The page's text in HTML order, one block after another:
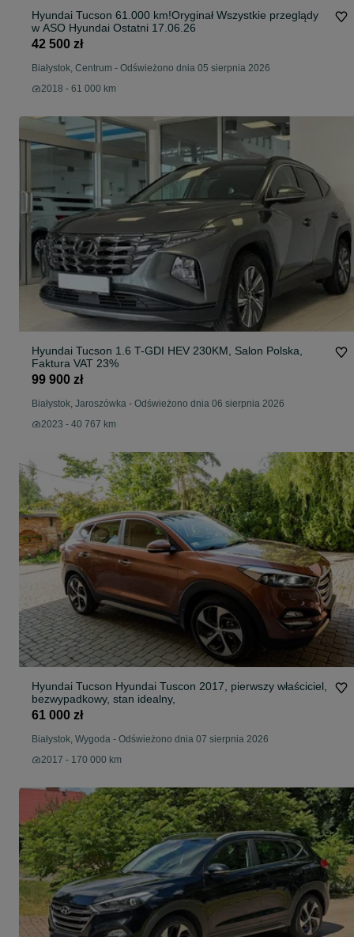
Hyundai Tucson 61.000 km!Oryginał Wszystkie przeglądy
w ASO Hyundai Ostatni 17.06.26
42 500 zł
Białystok, Centrum - Odświeżono dnia 05 sierpnia 2026
2018 - 61 000 km
Hyundai Tucson 1.6 T-GDI HEV 230KM, Salon Polska,
Faktura VAT 23%
99 900 zł
Białystok, Jaroszówka - Odświeżono dnia 06 sierpnia 2026
2023 - 40 767 km
Hyundai Tucson Hyundai Tuscon 2017, pierwszy właściciel,
bezwypadkowy, stan idealny,
61 000 zł
Białystok, Wygoda - Odświeżono dnia 07 sierpnia 2026
2017 - 170 000 km